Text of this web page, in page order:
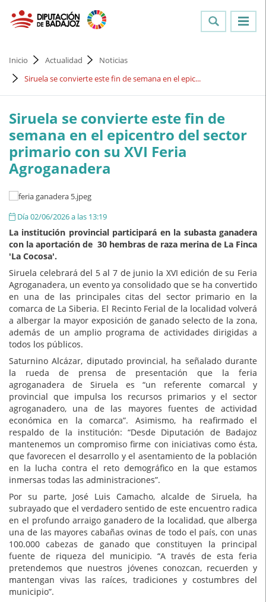
Inicio Actualidad
Noticias
Siruela se convierte este fin de semana en el epic...
Siruela se convierte este fin de
semana en el epicentro del sector
primario con su XVI Feria
Agroganadera
Día 02/06/2026 a las 13:19
La institución provincial participará en la subasta ganadera
con la aportación de 30 hembras de raza merina de La Finca
'La Cocosa'.
Siruela celebrará del 5 al 7 de junio la XVI edición de su Feria
Agroganadera, un evento ya consolidado que se ha convertido
en una de las principales citas del sector primario en la
comarca de La Siberia. El Recinto Ferial de la localidad volverá
a albergar la mayor exposición de ganado selecto de la zona,
además de un amplio programa de actividades dirigidas a
todos los públicos.
Saturnino Alcázar, diputado provincial, ha señalado durante
la rueda de prensa de presentación que la feria
agroganadera de Siruela es “un referente comarcal y
provincial que impulsa los recursos primarios y el sector
agroganadero, una de las mayores fuentes de actividad
económica en la comarca”. Asimismo, ha reafirmado el
respaldo de la institución: “Desde Diputación de Badajoz
mantenemos un compromiso firme con iniciativas como ésta,
que favorecen el desarrollo y el asentamiento de la población
en la lucha contra el reto demográfico en la que estamos
inmersas todas las administraciones”.
Por su parte, José Luis Camacho, alcalde de Siruela, ha
subrayado que el verdadero sentido de este encuentro radica
en el profundo arraigo ganadero de la localidad, que alberga
una de las mayores cabañas ovinas de todo el país, con unas
100.000 cabezas de ganado que constituyen la principal
fuente de riqueza del municipio. “A través de esta feria
pretendemos que nuestros jóvenes conozcan, recuerden y
mantengan vivas las raíces, tradiciones y costumbres del
municipio”.